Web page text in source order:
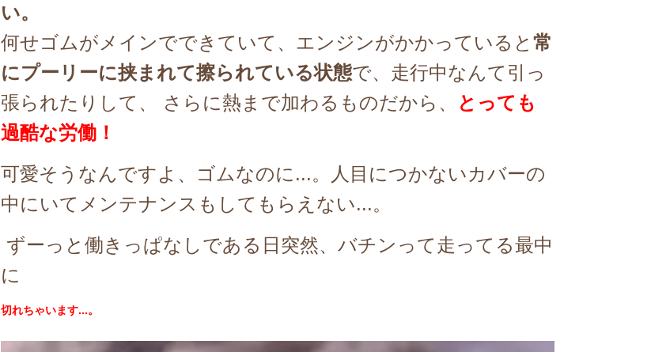
い。
何せゴムがメインでできていて、エンジンがかかっていると 常
にプーリーに挟まれて擦られている状態で、 走行中なんて引っ
張られたりして、
さらに熱まで加わるものだから、
とっても
過酷な労働！
可愛そうなんですよ、ゴムなのに...。
人目につかないカバーの
中にいて メンテナンスもしてもらえない...。
ずーっと働きっぱなしである日突然、バチンって走ってる最中
に
切れちゃいます...。